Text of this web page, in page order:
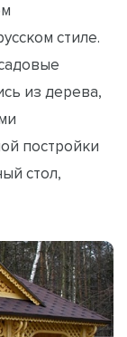
стиле.
из дерева,
постройки
стол,